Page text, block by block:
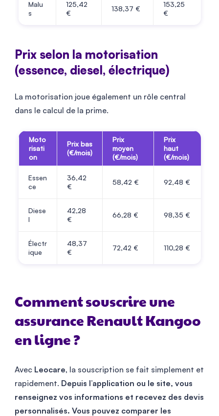
Malu
s
125,42
€
138,37 €
153,25
€
Prix selon la motorisation
(essence, diesel, électrique)
La motorisation joue également un rôle central
dans le calcul de la prime.
Moto
risati
on
Prix bas
(€/mois)
Prix
moyen
(€/mois)
Prix
haut
(€/mois)
Essen
ce
36,42
€
58,42 € 92,48 €
Diese
l
42,28
€
66,28 € 98,35 €
Électr
ique
48,37
€
72,42 € 110,28 €
Comment souscrire une
assurance Renault Kangoo
en ligne ?
Avec Leocare, la souscription se fait simplement et
rapidement. Depuis l’application ou le site, vous
renseignez vos informations et recevez des devis
personnalisés. Vous pouvez comparer les